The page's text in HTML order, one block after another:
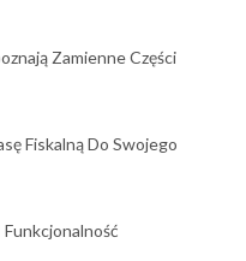
Zamienne Części
Fiskalną Do Swojego